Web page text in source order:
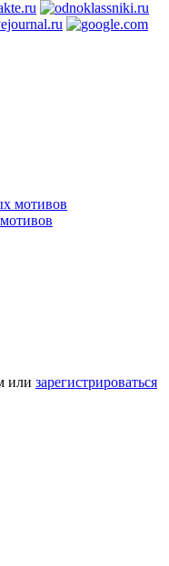
или зарегистрироваться